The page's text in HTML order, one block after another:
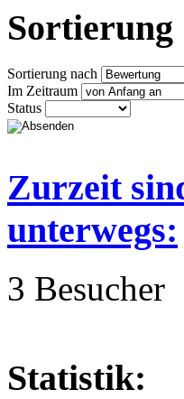
Sortierung nach
Im Zeitraum
Status
Zurzeit
unterwegs:
3 Besucher
Statistik: